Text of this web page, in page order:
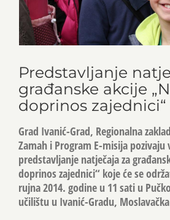
Predstavljanje
građanske akcije
doprinos zajednici“
Grad Ivanić-Grad, Regionalna
Zamah i Program E-misija pozivaju
predstavljanje natječaja za
doprinos zajednici“ koje će se
rujna 2014. godine u 11 sati u
učilištu u Ivanić-Gradu,